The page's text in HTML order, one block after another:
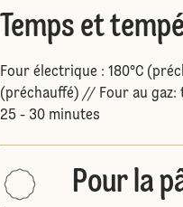
Temps et
Four électrique : 180°C
(préchauffé) // Four au gaz:
25 - 30 minutes
Pour la